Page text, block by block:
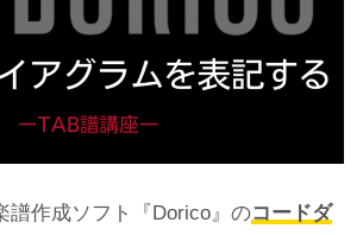
譜作成ソフト『Dorico』のコードダ